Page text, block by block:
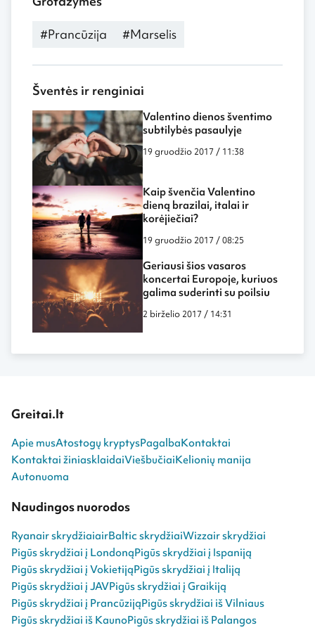
#Prancūzija #Marselis
Šventės ir renginiai
Valentino dienos šventimo
subtilybės pasaulyje
19 gruodžio 2017 / 11:38
Kaip švenčia Valentino
dieną brazilai, italai ir
korėjiečiai?
19 gruodžio 2017 / 08:25
Geriausi šios vasaros
koncertai Europoje, kuriuos
galima suderinti su poilsiu
2 birželio 2017 / 14:31
Greitai.lt
Apie musAtostogų kryptysPagalbaKontaktai
Kontaktai žiniasklaidaiViešbučiaiKelionių manija
Autonuoma
Naudingos nuorodos
Ryanair skrydžiaiairBaltic skrydžiaiWizzair skrydžiai
Pigūs skrydžiai į LondonąPigūs skrydžiai į Ispaniją
Pigūs skrydžiai į VokietijąPigūs skrydžiai į Italiją
Pigūs skrydžiai į JAVPigūs skrydžiai į Graikiją
Pigūs skrydžiai į PrancūzijąPigūs skrydžiai iš Vilniaus
Pigūs skrydžiai iš KaunoPigūs skrydžiai iš Palangos